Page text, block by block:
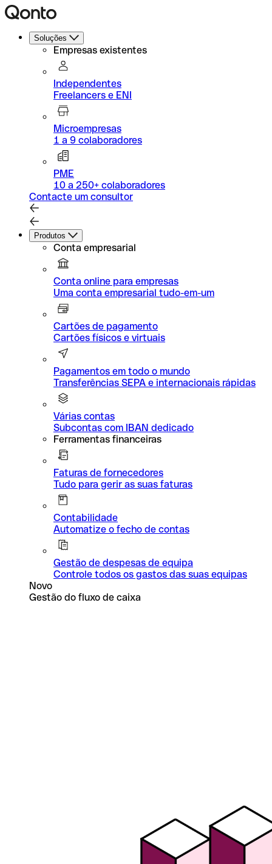
Soluções
Empresas existentes
Independentes
Freelancers e ENI
Microempresas
1 a 9 colaboradores
PME
10 a 250+ colaboradores
Contacte um consultor
Produtos
Conta empresarial
Conta online para empresas
Uma conta empresarial tudo-em-um
Cartões de pagamento
Cartões físicos e virtuais
Pagamentos em todo o mundo
Transferências SEPA e internacionais rápidas
Várias contas
Subcontas com IBAN dedicado
Ferramentas financeiras
Faturas de fornecedores
Tudo para gerir as suas faturas
Contabilidade
Automatize o fecho de contas
Gestão de despesas de equipa
Controle todos os gastos das suas equipas
Novo
Gestão do fluxo de caixa